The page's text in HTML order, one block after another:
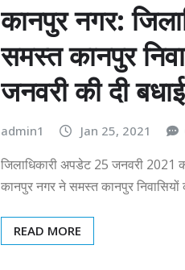
कानपुर नगर:
समस्त कानपुर
जनवरी की दी बधाई
admin1 Jan 25, 2021
जिलाधिकारी अपडेट 25 जनवरी 2021
कानपुर नगर ने समस्त कानपुर
READ MORE